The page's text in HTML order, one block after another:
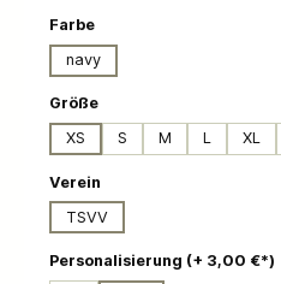
Farbeauswählen
navy
Größeauswählen
XS
S M L XL
Verein
TSVV
Personalisierung (+ 3,00 €*)